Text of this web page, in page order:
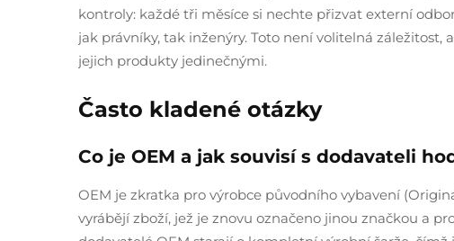
kontroly: každé tři měsíce si nechte přizvat externí
jak právníky, tak inženýry. Toto není volitelná
jejich produkty jedinečnými.
Často kladené otázky
Co je OEM a jak souvisí s dodavateli
OEM je zkratka pro výrobce původního vybavení
vyrábějí zboží, jež je znovu označeno jinou značkou a